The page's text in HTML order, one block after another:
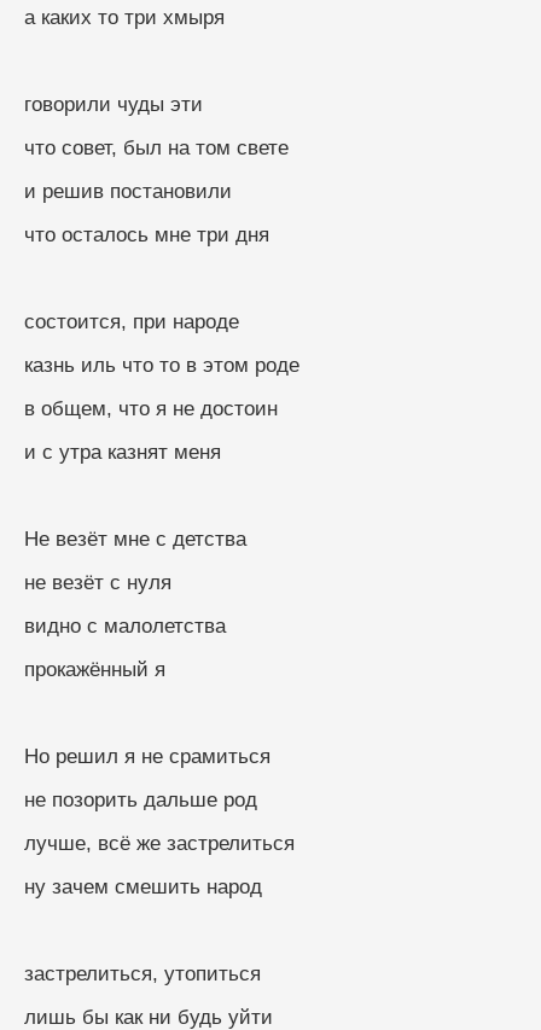
а каких то три хмыря
говорили чуды эти
что совет, был на том свете
и решив постановили
что осталось мне три дня
состоится, при народе
казнь иль что то в этом роде
в общем, что я не достоин
и с утра казнят меня
Не везёт мне с детства
не везёт с нуля
видно с малолетства
прокажённый я
Но решил я не срамиться
не позорить дальше род
лучше, всё же застрелиться
ну зачем смешить народ
застрелиться, утопиться
лишь бы как ни будь уйти